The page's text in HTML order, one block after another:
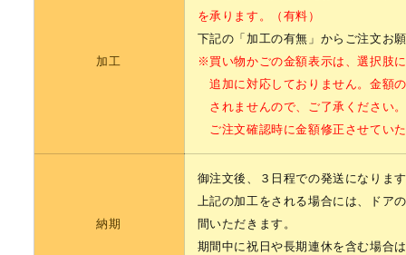
加工
を承ります。（有料）
下記の「加工の有無」からご注文お
※買い物かごの金額表示は、選択肢
追加に対応しておりません。金額
されませんので、ご了承ください。
ご注文確認時に金額修正させてい
納期
御注文後、３日程での発送になりま
上記の加工をされる場合には、ドア
間いただきます。
期間中に祝日や長期連休を含む場合